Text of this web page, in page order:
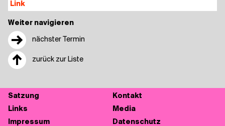
Weiter navigieren
→ nächster Termin
↑ zurück zur Liste
Link
Sat­zung
Kon­takt
Links
Media
Impres­sum
Daten­schutz